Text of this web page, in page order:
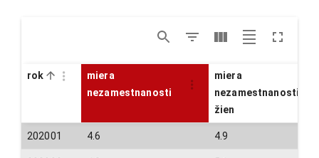
rok
miera
nezamestnanosti
miera
nezamestnanosti
žien
202001 4.6 4.9